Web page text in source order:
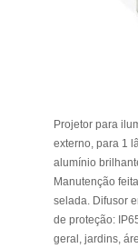
Projetor para
externo, para 1
alumínio
Manutenção
selada. Difusor
de proteção:
geral, jardins,